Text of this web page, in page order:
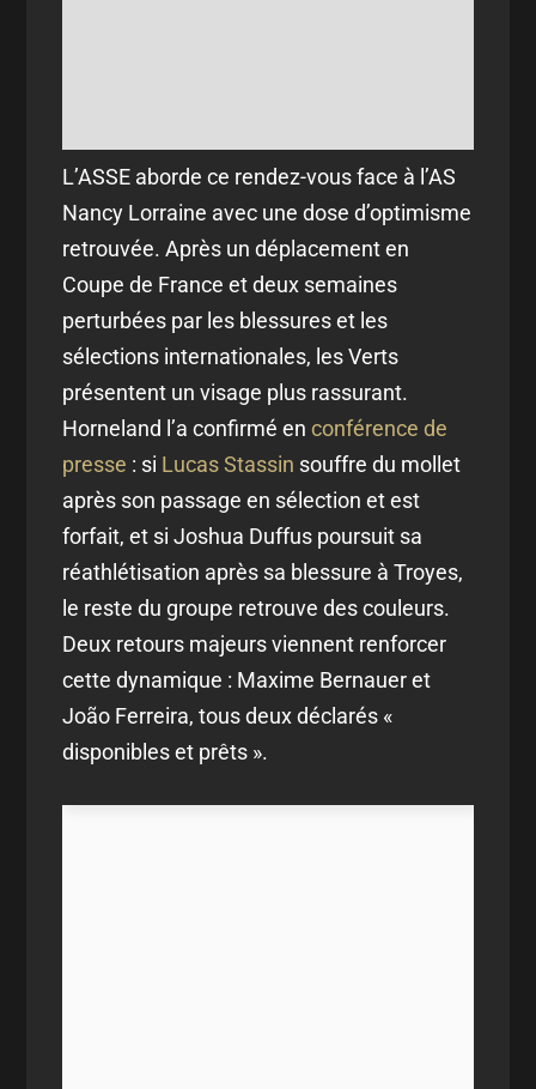
L’ASSE aborde ce rendez-vous face à l’AS
Nancy Lorraine avec une dose d’optimisme
retrouvée. Après un déplacement en
Coupe de France et deux semaines
perturbées par les blessures et les
sélections internationales, les Verts
présentent un visage plus rassurant.
Horneland l’a confirmé enconférence de
presse : si Lucas Stassin souffre du mollet
après son passage en sélection et est
forfait, et si Joshua Duffus poursuit sa
réathlétisation après sa blessure à Troyes,
le reste du groupe retrouve des couleurs.
Deux retours majeurs viennent renforcer
cette dynamique : Maxime Bernauer et
João Ferreira, tous deux déclarés «
disponibles et prêts ».